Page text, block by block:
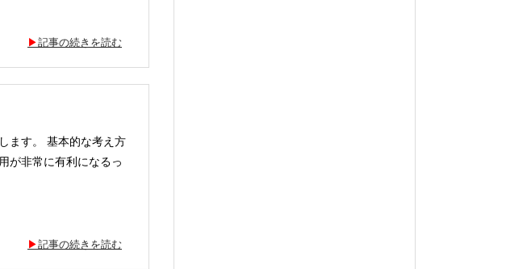
記事の続きを読む
ます。 基本的な考え方
が非常に有利になるっ
記事の続きを読む